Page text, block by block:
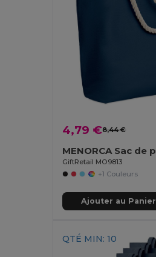
4,79 €8,44 €
GiftRetail MO9813
+1 Couleurs
Ajouter au Panier
QTÉ MIN: 10